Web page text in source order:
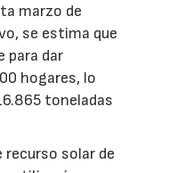
marzo de
se estima que
para dar
hogares, lo
toneladas
solar de